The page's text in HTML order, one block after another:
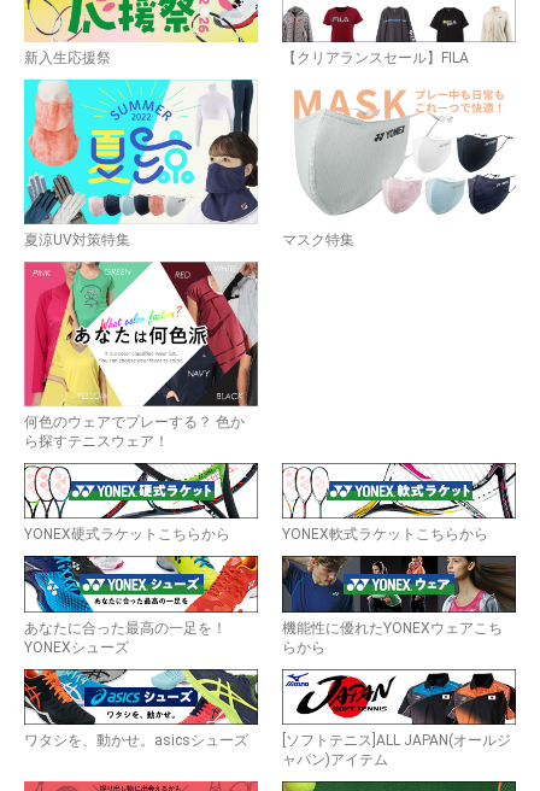
お買い物を続ける カートへ進む
新入生応援祭 【クリアランスセール】FILA
夏涼UV対策特集 マスク特集
何色のウェアでプレーする？ 色か
ら探すテニスウェア！
YONEX硬式ラケットこちらから YONEX軟式ラケットこちらから
あなたに合った最高の一足を！
YONEXシューズ
機能性に優れたYONEXウェアこち
らから
ワタシを、動かせ。asicsシューズ
[ソフトテニス]ALL JAPAN(オールジ
ャパン)アイテム